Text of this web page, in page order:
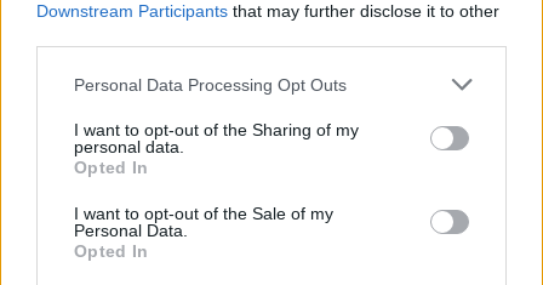
Downstream Participants that may further disclose it to other
Please note that this website/app uses one or more Google
not limited to your visit or usage behaviour. You may click to
grant or deny consent to Google and its third-party tags to
use your data for below specified purposes in below Google
consent section.
Personal Data Processing Opt Outs
I want to opt-out of the Sharing of my
personal data.
Opted In
I want to opt-out of the Sale of my
Personal Data.
Opted In
például olyan, ami ennél a fajtánál nem
kifejezetten általános, de az olaszrizlingünk is
határozott almás karakterrel rendelkezik.”
Bár a kóstolási élmények már önmagukban is azt
sorakozó oklevelek ugyancsak igazolják, hogy
nem csak a hely szelleme ragadta magával az